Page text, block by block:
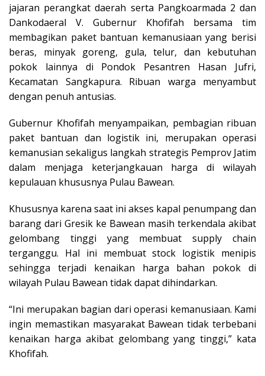
jajaran perangkat daerah serta Pangkoarmada 2 dan
Dankodaeral V. Gubernur Khofifah bersama tim
membagikan paket bantuan kemanusiaan yang berisi
beras, minyak goreng, gula, telur, dan kebutuhan
pokok lainnya di Pondok Pesantren Hasan Jufri,
Kecamatan Sangkapura. Ribuan warga menyambut
dengan penuh antusias.
Gubernur Khofifah menyampaikan, pembagian ribuan
paket bantuan dan logistik ini, merupakan operasi
kemanusian sekaligus langkah strategis Pemprov Jatim
dalam menjaga keterjangkauan harga di wilayah
kepulauan khususnya Pulau Bawean.
Khususnya karena saat ini akses kapal penumpang dan
barang dari Gresik ke Bawean masih terkendala akibat
gelombang tinggi yang membuat supply chain
terganggu. Hal ini membuat stock logistik menipis
sehingga terjadi kenaikan harga bahan pokok di
wilayah Pulau Bawean tidak dapat dihindarkan.
“Ini merupakan bagian dari operasi kemanusiaan. Kami
ingin memastikan masyarakat Bawean tidak terbebani
kenaikan harga akibat gelombang yang tinggi,” kata
Khofifah.